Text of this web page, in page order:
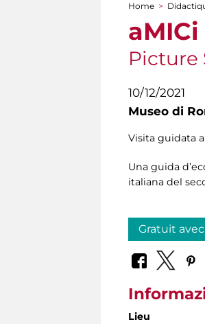
You are
Home >
Picture
10/12/2021
Museo di
Visita guidata
Una guida
italiana del
Gratuit
Lieu